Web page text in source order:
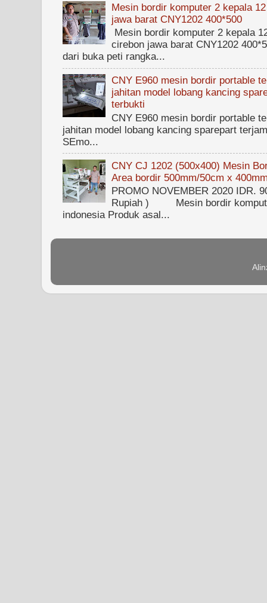
Mesin bordir komputer 2 kepala
jawa barat CNY1202 400*500
Mesin bordir komputer 2 kepala
cirebon jawa barat CNY1202
dari buka peti rangka...
CNY E960 mesin bordir portable
jahitan model lobang kancing
terbukti
CNY E960 mesin bordir portable
jahitan model lobang kancing sparepart
SEmo...
CNY CJ 1202 (500x400) Mesin
Area bordir 500mm/50cm x
PROMO NOVEMBER 2020 IDR.
Rupiah ) Mesin bordir
indonesia Produk asal...